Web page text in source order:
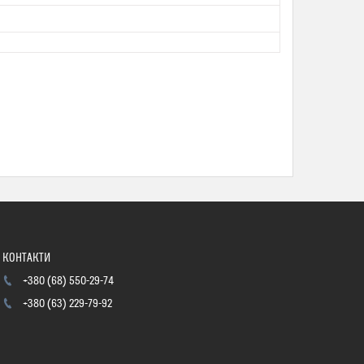
+380 (68) 550-29-74
+380 (63) 229-79-92